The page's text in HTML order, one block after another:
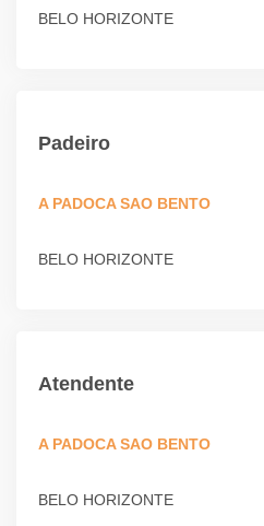
BELO HORIZONTE
Padeiro
A PADOCA SAO BENTO
BELO HORIZONTE
Atendente
A PADOCA SAO BENTO
BELO HORIZONTE